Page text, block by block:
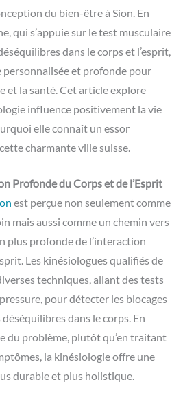
du bien-être à Sion. En
qui s’appuie sur le test musculaire
dans le corps et l’esprit,
personnalisée et profonde pour
et la santé. Cet article explore
influence positivement la vie
elle connaît un essor
charmante ville suisse.
Profonde du Corps et de l’Esprit
est perçue non seulement comme
mais aussi comme un chemin vers
plus profonde de l’interaction
Les kinésiologues qualifiés de
techniques, allant des tests
pour détecter les blocages
dans le corps. En
du problème, plutôt qu’en traitant
la kinésiologie offre une
durable et plus holistique.